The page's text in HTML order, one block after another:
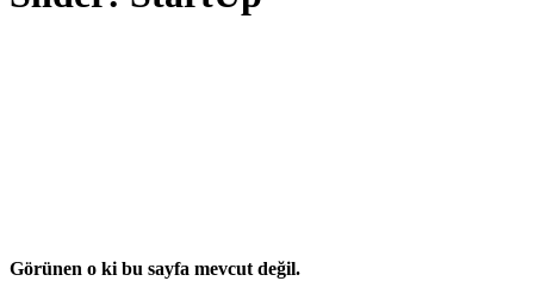
Görünen o ki bu sayfa mevcut değil.